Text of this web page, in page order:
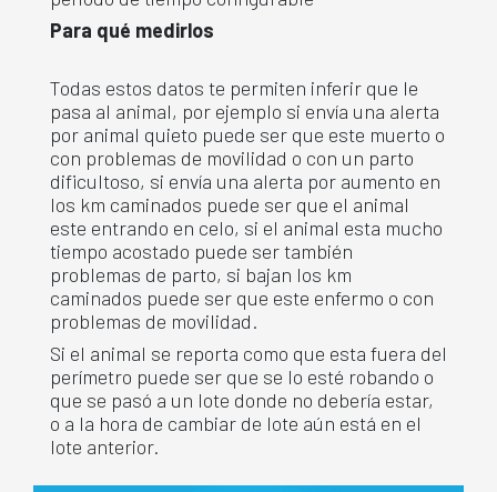
Para qué medirlos
Todas estos datos te permiten inferir que le
pasa al animal, por ejemplo si envía una alerta
por animal quieto puede ser que este muerto o
con problemas de movilidad o con un parto
dificultoso, si envía una alerta por aumento en
los km caminados puede ser que el animal
este entrando en celo, si el animal esta mucho
tiempo acostado puede ser también
problemas de parto, si bajan los km
caminados puede ser que este enfermo o con
problemas de movilidad.
Si el animal se reporta como que esta fuera del
perímetro puede ser que se lo esté robando o
que se pasó a un lote donde no debería estar,
o a la hora de cambiar de lote aún está en el
lote anterior.